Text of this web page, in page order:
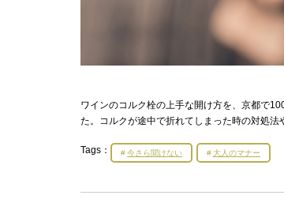
ワインのコルク栓の上手な開け方を、京都で
た。コルクが途中で折れてしまった時の対処法
Tags： 今さら聞けない 大人のマナー